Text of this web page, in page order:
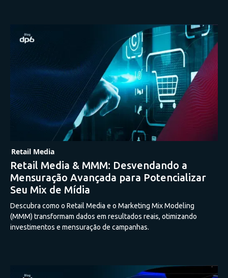
Retail Media
Retail Media & MMM: Desvendando a
Mensuração Avançada para Potencializar
Seu Mix de Mídia
Descubra como o Retail Media e o Marketing Mix Modeling
(MMM) transformam dados em resultados reais, otimizando
investimentos e mensuração de campanhas.